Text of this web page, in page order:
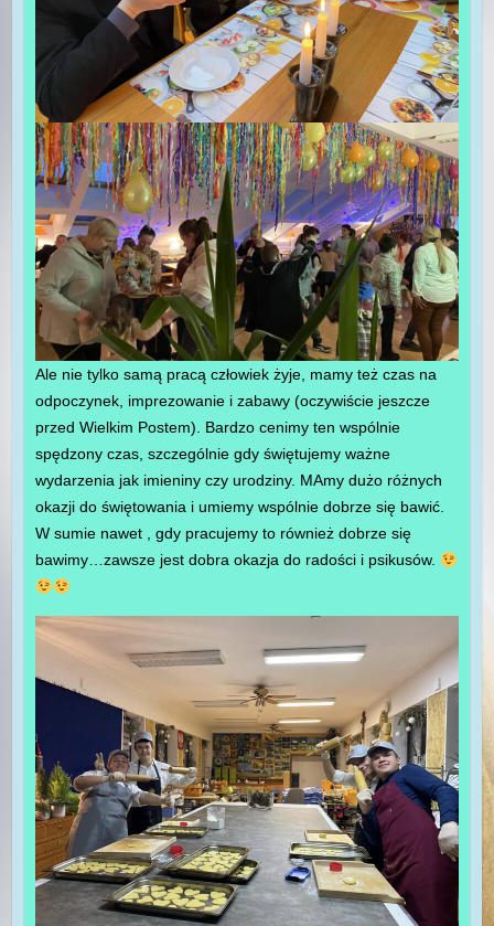
Ale nie tylko samą pracą człowiek żyje, mamy też czas na
odpoczynek, imprezowanie i zabawy (oczywiście jeszcze
przed Wielkim Postem). Bardzo cenimy ten wspólnie
spędzony czas, szczególnie gdy świętujemy ważne
wydarzenia jak imieniny czy urodziny. MAmy dużo różnych
okazji do świętowania i umiemy wspólnie dobrze się bawić.
W sumie nawet , gdy pracujemy to również dobrze się
bawimy…zawsze jest dobra okazja do radości i psikusów.